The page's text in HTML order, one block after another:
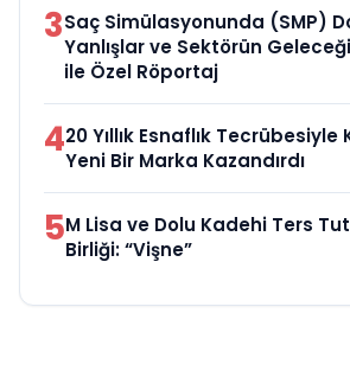
3Saç Simülasyonunda (SMP)
Yanlışlar ve Sektörün
ile Özel Röportaj
420 Yıllık Esnaflık Tecrübesiyle
Yeni Bir Marka Kazandırdı
5M Lisa ve Dolu Kadehi Ters
Birliği: “Vişne”